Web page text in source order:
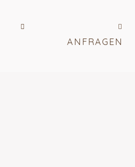
ANFRAGEN